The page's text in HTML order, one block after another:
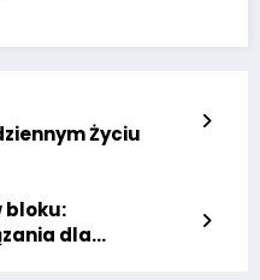
Życiu
bloku:
dla